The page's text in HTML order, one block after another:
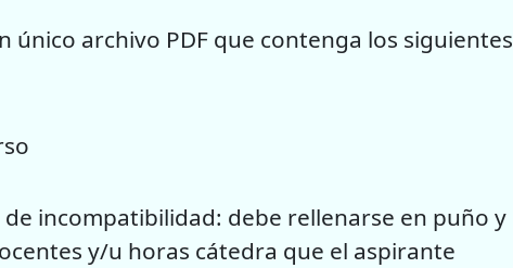
único archivo PDF que contenga los siguientes
de incompatibilidad: debe rellenarse en puño y
y/u horas cátedra que el aspirante